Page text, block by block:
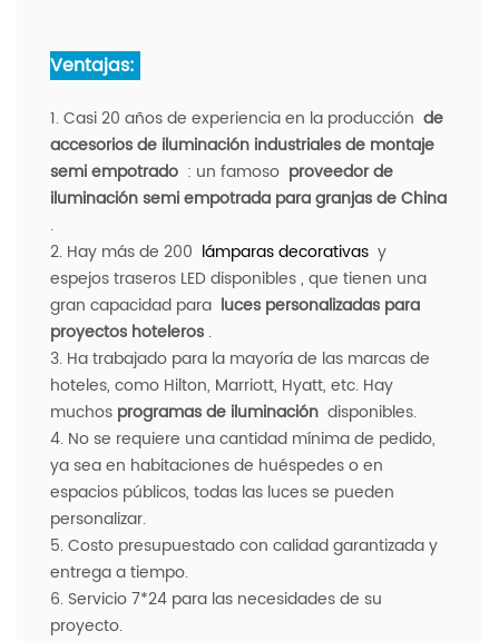
Ventajas:
1. Casi 20 años de experiencia en la producción de
accesorios de iluminación industriales de montaje
semi empotrado : un famoso proveedor de
iluminación semi empotrada para granjas de China
.
2. Hay más de 200 lámparas decorativas y
espejos traseros LED disponibles, que tienen una
gran capacidad para luces personalizadas para
proyectos hoteleros .
3. Ha trabajado para la mayoría de las marcas de
hoteles, como Hilton, Marriott, Hyatt, etc. Hay
muchos programas de iluminación disponibles.
4. No se requiere una cantidad mínima de pedido,
ya sea en habitaciones de huéspedes o en
espacios públicos, todas las luces se pueden
personalizar.
5. Costo presupuestado con calidad garantizada y
entrega a tiempo.
6. Servicio 7*24 para las necesidades de su
proyecto.